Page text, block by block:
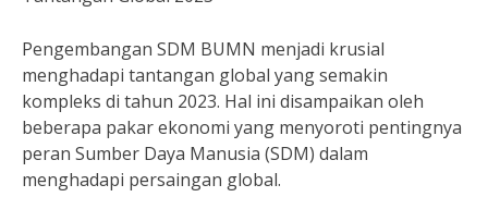
Pengembangan SDM BUMN menjadi krusial
menghadapi tantangan global yang semakin
kompleks di tahun 2023. Hal ini disampaikan oleh
beberapa pakar ekonomi yang menyoroti pentingnya
peran Sumber Daya Manusia (SDM) dalam
menghadapi persaingan global.